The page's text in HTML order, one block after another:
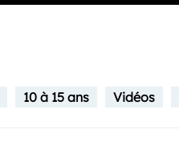
10 à 15 ans Vidéos